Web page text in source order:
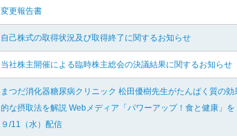
変更報告書
自己株式の取得状況及び取得終了に関するお知らせ
当社株主開催による臨時株主総会の決議結果に関するお知らせ
まつだ消化器糖尿病クリニック 松田優樹先生がたんぱく質の効
的な摂取法を解説 Webメディア「パワーアップ！食と健康」を
９/11（水）配信